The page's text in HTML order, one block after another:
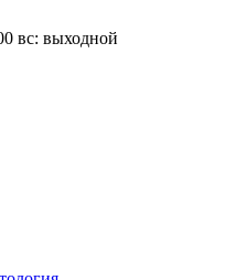
вс: выходной